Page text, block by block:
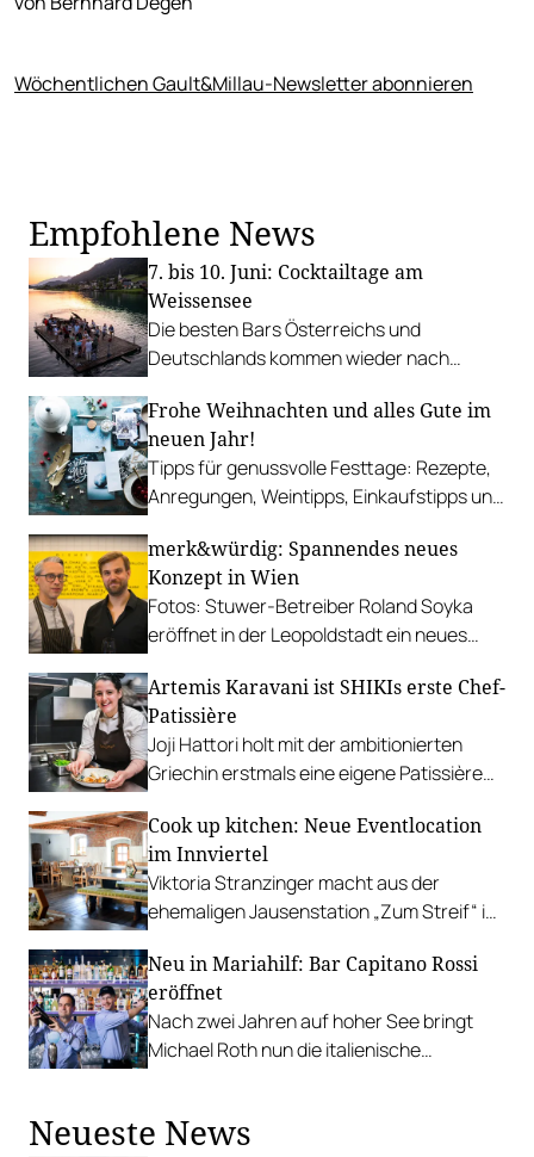
Wöchentlichen Gault&Millau-Newsletter abonnieren
Empfohlene News
7. bis 10. Juni: Cocktailtage am
Weissensee
Die besten Bars Österreichs und
Deutschlands kommen wieder nach
Frohe Weihnachten und alles Gute im
neuen Jahr!
Tipps für genussvolle Festtage: Rezepte,
Anregungen, Weintipps, Einkaufstipps und
merk&würdig: Spannendes neues
Konzept in Wien
Fotos: Stuwer-Betreiber Roland Soyka
eröffnet in der Leopoldstadt ein neues
Artemis Karavani ist SHIKIs erste Chef-
Patissière
Joji Hattori holt mit der ambitionierten
Griechin erstmals eine eigene Patissière
Cook up kitchen: Neue Eventlocation
im Innviertel
Viktoria Stranzinger macht aus der
ehemaligen Jausenstation „Zum Streif“ im
neuen kulinarischen Schauplatz.
Neu in Mariahilf: Bar Capitano Rossi
eröffnet
Nach zwei Jahren auf hoher See bringt
Michael Roth nun die italienische
Neueste News